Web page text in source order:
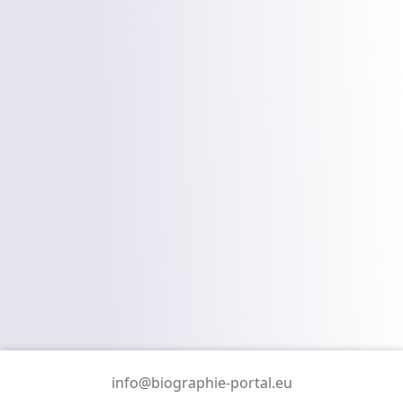
info@biographie-portal.eu